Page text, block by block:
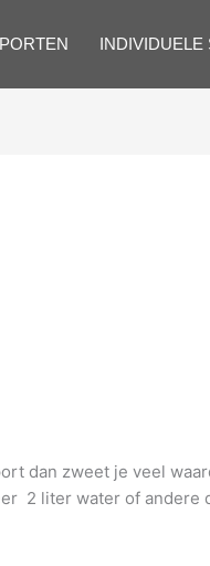
INDIVIDUELE
dan zweet je veel
2 liter water of andere